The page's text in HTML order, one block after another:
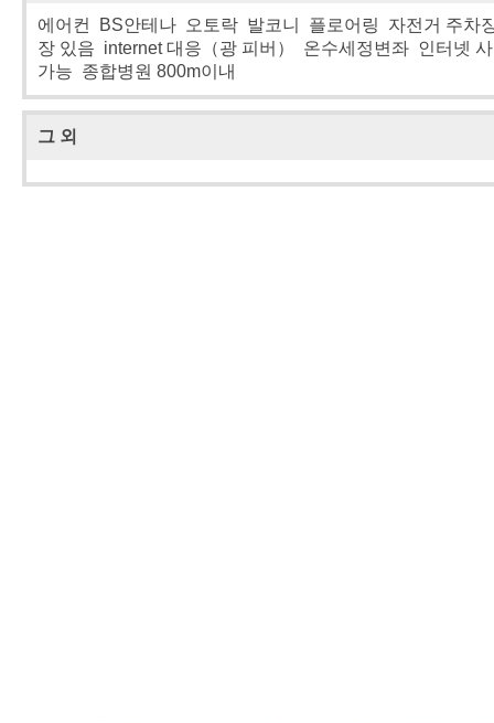
에어컨 BS안테나 오토락 발코니 플로어링 자전거 주차
장 있음 internet 대응（광 피버） 온수세정변좌 인터넷
가능 종합병원 800m이내
그 외